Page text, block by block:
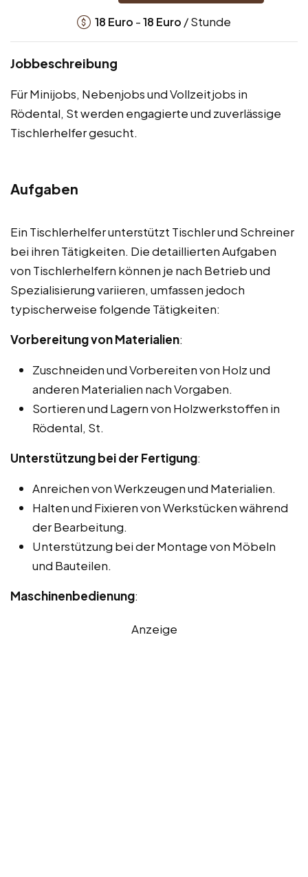
18 Euro -18 Euro / Stunde
Jobbeschreibung
Für Minijobs, Nebenjobs und Vollzeitjobs in
Rödental, St werden engagierte und zuverlässige
Tischlerhelfer gesucht.
Aufgaben
Ein Tischlerhelfer unterstützt Tischler und Schreiner
bei ihren Tätigkeiten. Die detaillierten Aufgaben
von Tischlerhelfern können je nach Betrieb und
Spezialisierung variieren, umfassen jedoch
typischerweise folgende Tätigkeiten:
Vorbereitung von Materialien:
Zuschneiden und Vorbereiten von Holz und
anderen Materialien nach Vorgaben.
Sortieren und Lagern von Holzwerkstoffen in
Rödental, St.
Unterstützung bei der Fertigung:
Anreichen von Werkzeugen und Materialien.
Halten und Fixieren von Werkstücken während
der Bearbeitung.
Unterstützung bei der Montage von Möbeln
und Bauteilen.
Maschinenbedienung:
Anzeige